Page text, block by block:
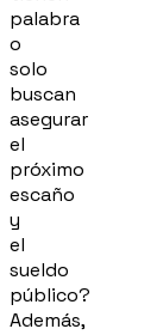
palabra
o
solo
buscan
asegurar
el
próximo
escaño
y
el
sueldo
público?
Además,